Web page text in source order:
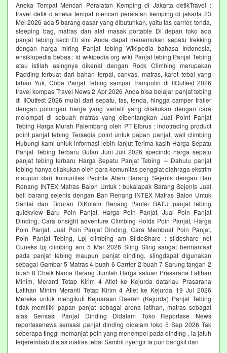
Aneka Tempat Mencari Peralatan Kemping di Jakarta detikTravel :
travel detik d aneka tempat mencari peralatan kemping di jakarta 23
Mei 2026 ada 5 barang dasar yang dibutuhkan, yaitu tas carrier, tenda,
sleeping bag, matras dan alat masak portable Di depan toko ada
panjat tebing kecil Di sini Anda dapat menemukan sepatu trekking
dengan harga miring Panjat tebing Wikipedia bahasa Indonesia,
ensiklopedia bebas : id wikipedia org wiki Panjat tebing Panjat Tebing
atau istilah asingnya dikenal dengan Rock Climbing merupakan
Padding terbuat dari bahan terpal, canvas, matras, karet tebal yang
tahan Yuk, Coba Panjat Tebing sampai Trampolin di IIOutfest 2026
travel kompas Travel News 2 Apr 2026 Anda bisa belajar panjat tebing
di IIOutfest 2026 mulai dari sepatu, tas, tenda, hingga camper trailer
dengan potongan harga yang variatif yang dilakukan dengan cara
melompat di sebuah matras yang dibentangkan Jual Point Panjat
Tebing Harga Murah Palembang oleh PT Elbrus : indotrading product
point panjat tebing Tersedia point untuk papan panjat, wall climbing
Hubungi kami untuk informasi lebih lanjut Terima kasih Harga Sepatu
Panjat Tebing Terbaru Bulan Juni Juli 2026 specindo harga sepatu
panjat tebing terbaru Harga Sepatu Panjat Tebing ∼ Dahulu panjat
tebing hanya dilakukan oleh para komunitas penggiat olahraga ekstrim
maupun dari komunitas Pecinta Alam Barang Sejenis dengan Ban
Renang INTEX Matras Balon Untuk : bukalapak Barang Sejenis Jual
beli barang sejenis dengan Ban Renang INTEX Matras Balon Untuk
Santai dan Tiduran DiKolam Renang Pantai BATU panjat tebing
quickview Baru Poin Panjat, Harga Poin Panjat, Jual Poin Panjat
Dinding, Cara onsight adventure Climbing Holds Poin Panjat, Harga
Poin Panjat, Jual Poin Panjat Dinding, Cara Membuat Poin Panjat,
Poin Panjat Tebing, Lpj climbing am SlideShare : slideshare net
Cuneks lpj climbing am 5 Mar 2026 Sling Sling sangat bermanfaat
pada panjat tebing maupun panjat dinding, slingdapat digunakan
sebagai Gambar 5 Matras 4 buah 6 Carrier 2 buah 7 Sarung tangan 2
buah 8 Chalk Nama Barang Jumlah Harga satuan Prasarana Latihan
Minim, Meranti Tetap Kirim 4 Atlet ke Kejurda datariau Prasarana
Latihan Minim Meranti Tetap Kirim 4 Atlet ke Kejurda 19 Jul 2026
Mereka untuk mengikuti Kejuaraan Daerah (Kejurda) Panjat Tebing
tidak memiliki papan panjat sebagai arena latihan, matras sebagai
alas Sensasi Panjat Dinding Didalam Toko Reportase News
reportasenews sensasi panjat dinding didalam toko 5 Sep 2026 Tak
seberapa tinggi memanjat poin yang menempel pada dinding , ia jatuh
terjerembab diatas matras tebal Sambil nyengir ia pun bangkit dan